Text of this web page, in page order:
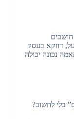
דווקא בעסק
נכונה יכולה
בלי לחשוב?